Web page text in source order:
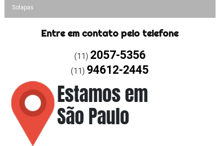
Solapas
Entre em contato pelo telefone
(11) 2057-5356
(11) 94612-2445